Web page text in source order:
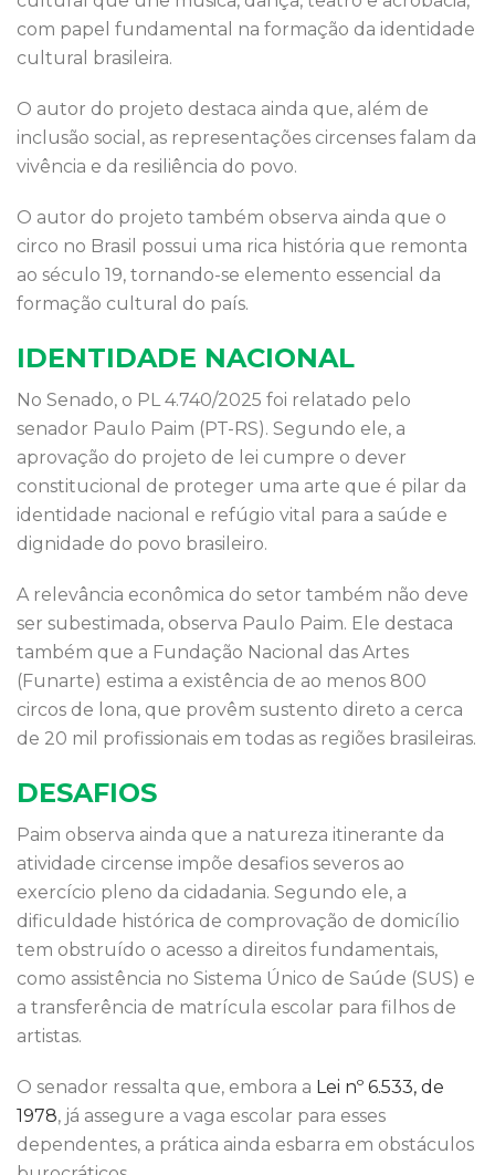
com papel fundamental na formação da identidade
cultural brasileira.
O autor do projeto destaca ainda que, além de
inclusão social, as representações circenses falam da
vivência e da resiliência do povo.
O autor do projeto também observa ainda que o
circo no Brasil possui uma rica história que remonta
ao século 19, tornando-se elemento essencial da
formação cultural do país.
IDENTIDADE NACIONAL
No Senado, o PL 4.740/2025 foi relatado pelo
senador Paulo Paim (PT-RS). Segundo ele, a
aprovação do projeto de lei cumpre o dever
constitucional de proteger uma arte que é pilar da
identidade nacional e refúgio vital para a saúde e
dignidade do povo brasileiro.
A relevância econômica do setor também não deve
ser subestimada, observa Paulo Paim. Ele destaca
também que a Fundação Nacional das Artes
(Funarte) estima a existência de ao menos 800
circos de lona, que provêm sustento direto a cerca
de 20 mil profissionais em todas as regiões brasileiras.
DESAFIOS
Paim observa ainda que a natureza itinerante da
atividade circense impõe desafios severos ao
exercício pleno da cidadania. Segundo ele, a
dificuldade histórica de comprovação de domicílio
tem obstruído o acesso a direitos fundamentais,
como assistência no Sistema Único de Saúde (SUS) e
a transferência de matrícula escolar para filhos de
artistas.
O senador ressalta que, embora a Lei nº 6.533, de
1978, já assegure a vaga escolar para esses
dependentes, a prática ainda esbarra em obstáculos